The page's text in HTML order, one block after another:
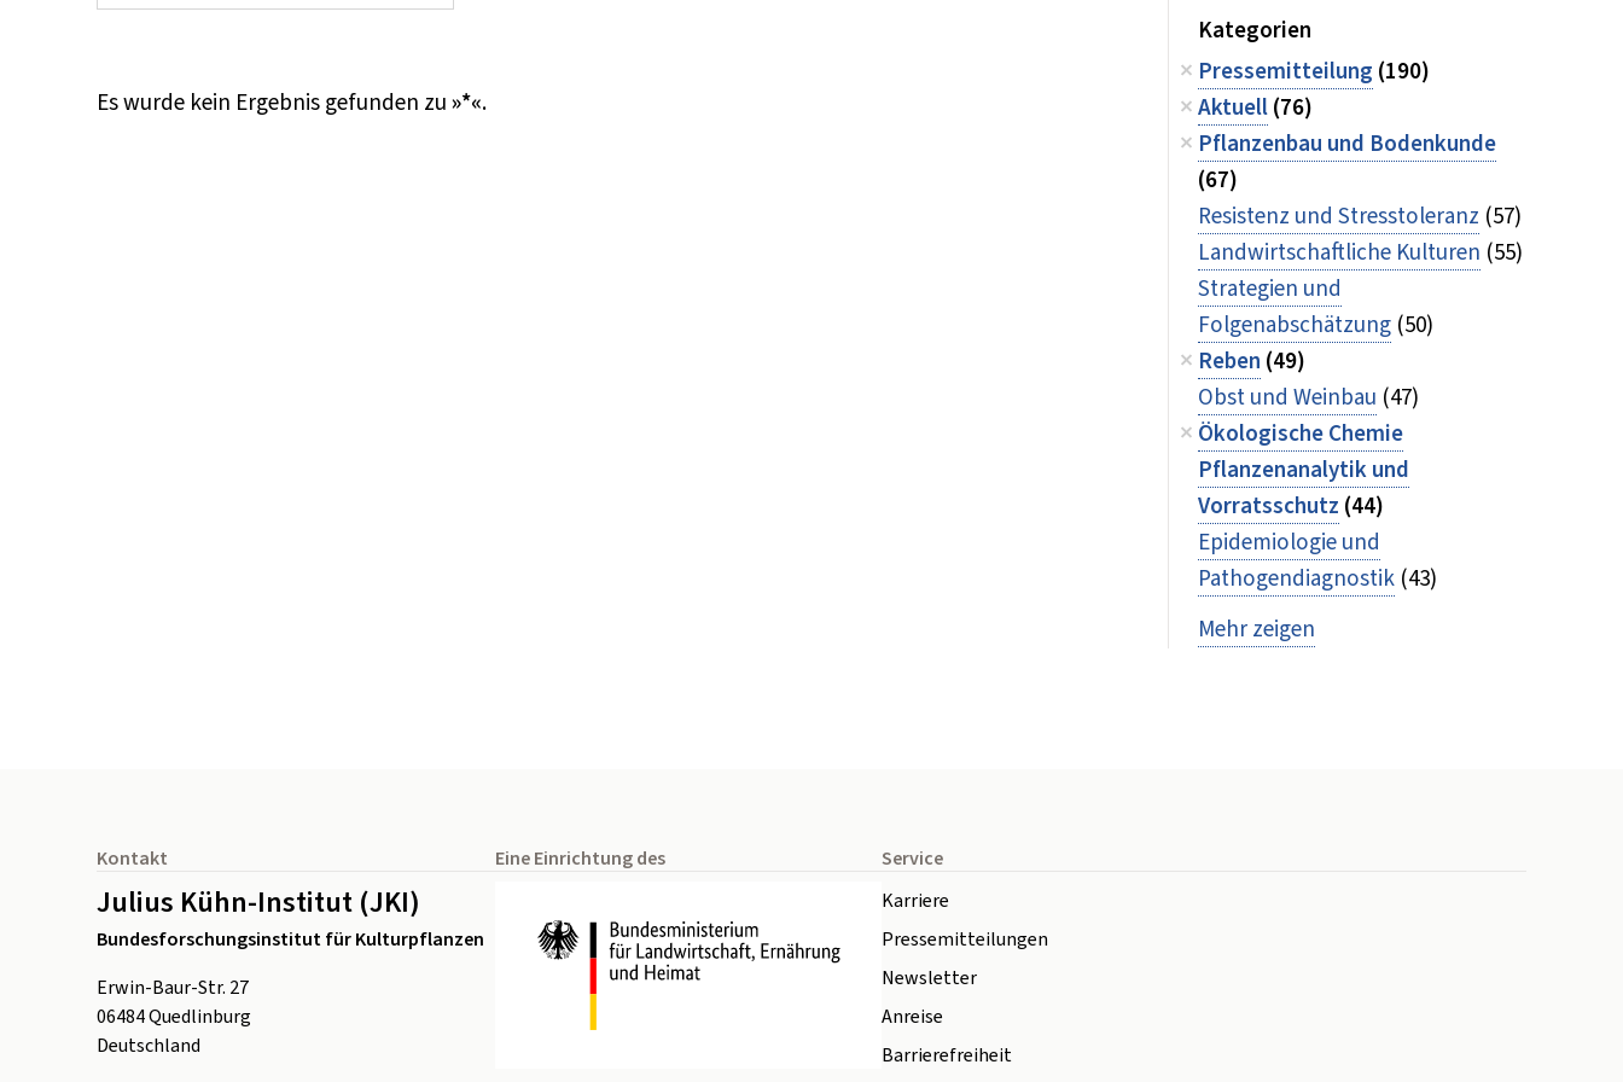
Es wurde kein Ergebnis gefunden zu»*«.
Kategorien
Pressemitteilung (190)
Aktuell(76)
Pflanzenbau und Bodenkunde
(67)
Resistenz und Stresstoleranz (57)
Landwirtschaftliche Kulturen (55)
Strategien und
Folgenabschätzung (50)
Reben (49)
Obst und Weinbau (47)
Ökologische Chemie
Pflanzenanalytik und
Vorratsschutz (44)
Epidemiologie und
Pathogendiagnostik (43)
Mehr zeigen
Kontakt
Julius Kühn-Institut (JKI)
Bundesforschungsinstitut für Kulturpflanzen
Erwin-Baur-Str. 27
06484Quedlinburg
Deutschland
Eine Einrichtung des
Service
Karriere
Pressemitteilungen
Newsletter
Anreise
Barrierefreiheit